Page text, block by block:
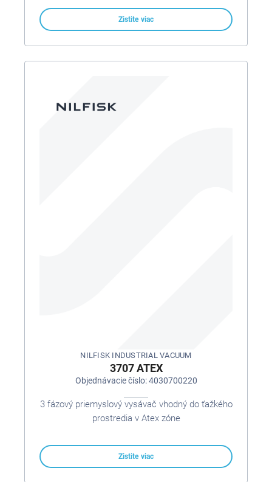
Zistite viac
NILFISK INDUSTRIAL VACUUM
3707 ATEX
Objednávacie číslo: 4030700220
3 fázový priemyslový vysávač vhodný do ťažkého
prostredia v Atex zóne
Zistite viac